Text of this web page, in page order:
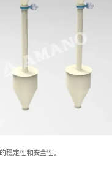
稳定性和安全性。